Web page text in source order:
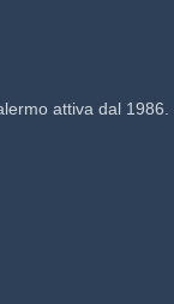
attiva dal 1986.